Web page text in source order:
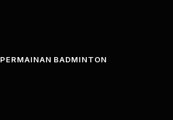
PERMAINAN BADMINTON